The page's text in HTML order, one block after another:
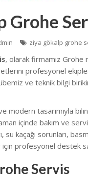
Grohe
ziya gökalp grohe
, olarak firmamız Grohe
profesyonel
ve teknik bilgi
ve modern tasarımıyla
içinde bakım ve
su kaçağı sorunları,
profesyonel destek
Servis